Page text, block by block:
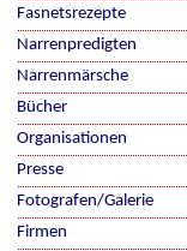
Fasnetsrezepte
Narrenpredigten
Narrenmärsche
Bücher
Organisationen
Presse
Fotografen/Galerie
Firmen